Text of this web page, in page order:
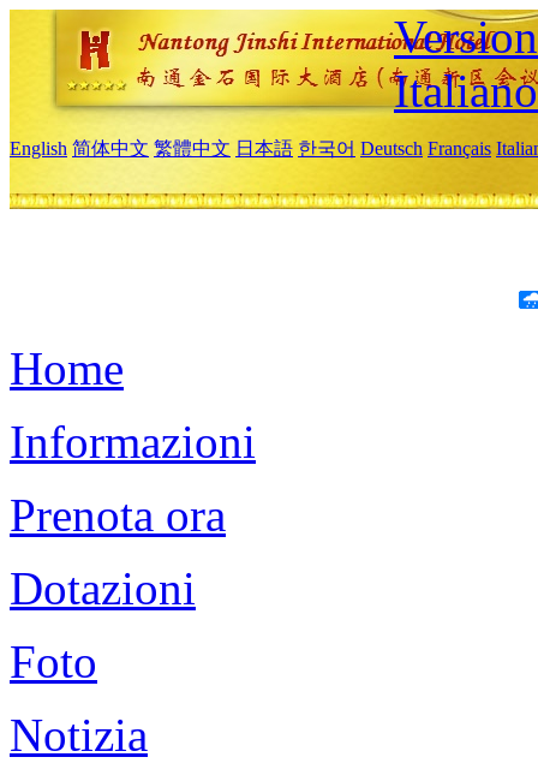
Italiano
English 简体中文 繁體中文 日本語 한국어 Deutsch Français
Home
Informazioni
Prenota ora
Dotazioni
Foto
Notizia